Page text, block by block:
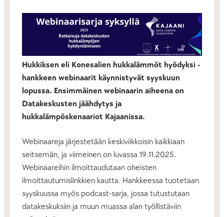
Hukkiksen eli Konesalien hukkalämmöt hyödyksi -
hankkeen webinaarit käynnistyvät syyskuun
lopussa. Ensimmäinen webinaarin aiheena on
Datakeskusten jäähdytys ja
hukkalämpöskenaariot Kajaanissa.
Webinaareja järjestetään keskiviikkoisin kaikkiaan
seitsemän, ja viimeinen on luvassa 19.11.2025.
Webinaareihin ilmoittaudutaan oheisten
ilmoittautumislinkkien kautta. Hankkeessa tuotetaan
syyskuussa myös podcast-sarja, jossa tutustutaan
datakeskuksiin ja muun muassa alan työllistäviin